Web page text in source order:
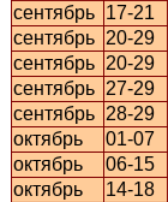
сентябрь 17-21
сентябрь 20-29
сентябрь 20-29
сентябрь 27-29
сентябрь 28-29
октябрь
01-07
октябрь
06-15
октябрь
14-18